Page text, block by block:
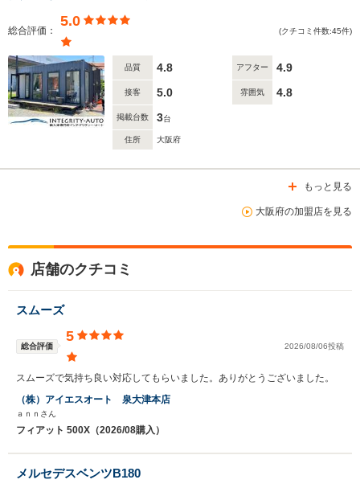
総合評価：
5.0
(クチコミ件数:45件)
品質 4.8 アフター 4.9
接客 5.0 雰囲気 4.8
掲載台数 3台
住所 大阪府
もっと見る
大阪府の加盟店を見る
店舗のクチコミ
スムーズ
総合評価
5
2026/08/06投稿
スムーズで気持ち良い対応してもらいました。ありがとうございました。
（株）アイエスオート 泉大津本店
ａｎｎさん
フィアット 500X（2026/08購入）
メルセデスベンツB180